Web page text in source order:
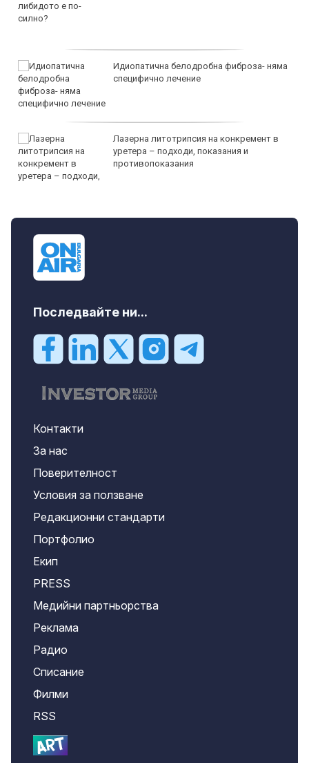
Идиопатична белодробна фиброза- няма
специфично лечение
Лазерна литотрипсия на конкремент в
уретера – подходи, показания и
противопоказания
Последвайте ни...
Контакти
За нас
Поверителност
Условия за ползване
Редакционни стандарти
Портфолио
Екип
PRESS
Медийни партньорства
Реклама
Радио
Списание
Филми
RSS